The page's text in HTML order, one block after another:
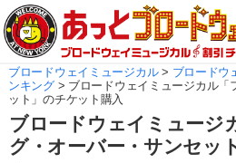
ブロードウェイミュージカル> ブロードウ
ンキング> ブロードウェイミュージカル「
ット」のチケット購入
ブロードウェイミュージ
グ・オーバー・サンセッ